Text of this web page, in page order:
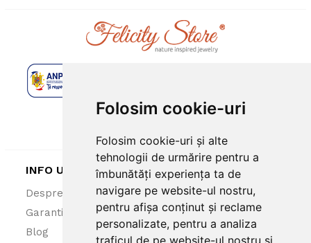
Folosim cookie-uri
Folosim cookie-uri și alte
tehnologii de urmărire pentru a
îmbunătăți experiența ta de
navigare pe website-ul nostru,
pentru afișa conținut și reclame
personalizate, pentru a analiza
traficul de pe website-ul nostru și
INFO UTILE
Despre noi
Garantie 100%
Blog
ANPC
Politica cookies
Politica confidentialitate